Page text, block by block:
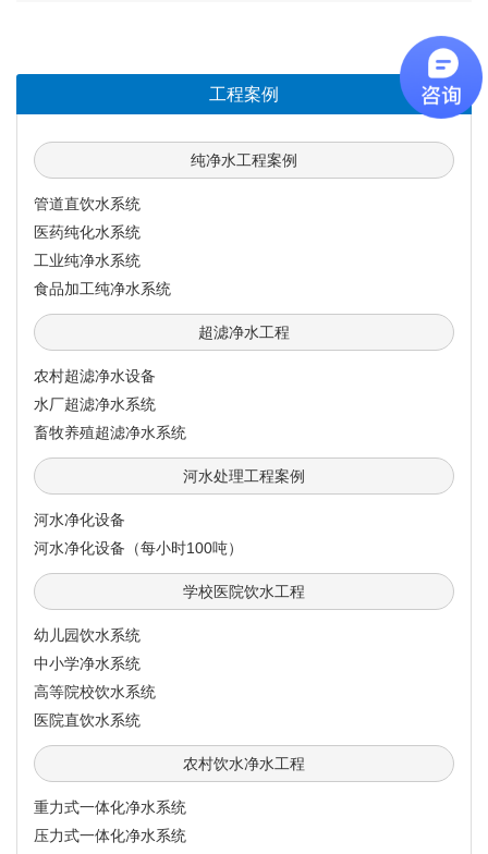
工程案例
纯净水工程案例
管道直饮水系统
医药纯化水系统
工业纯净水系统
食品加工纯净水系统
超滤净水工程
农村超滤净水设备
水厂超滤净水系统
畜牧养殖超滤净水系统
河水处理工程案例
河水净化设备
河水净化设备（每小时100吨）
学校医院饮水工程
幼儿园饮水系统
中小学净水系统
高等院校饮水系统
医院直饮水系统
农村饮水净水工程
重力式一体化净水系统
压力式一体化净水系统